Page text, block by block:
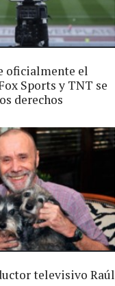
oficialmente el
Sports y TNT se
derechos
televisivo Raúl